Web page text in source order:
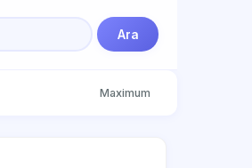
Ara
Maximum